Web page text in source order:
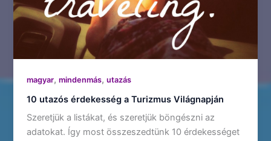
magyar,mindenmás,utazás
10 utazós érdekesség a Turizmus Világnapján
Szeretjük a listákat, és szeretjük böngészni az
adatokat. Így most összeszedtünk 10 érdekességet